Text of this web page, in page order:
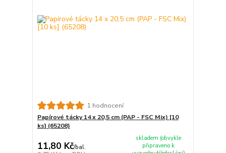
1 hodnocení
Papírové tácky 14 x 20,5 cm (PAP - FSC Mix) [10
ks] (65208)
11,80 Kč/bal.
skladem (obvykle
připraveno k